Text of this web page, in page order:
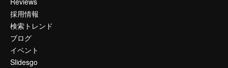
採用情報
検索トレンド
ブログ
イベント
Slidesgo